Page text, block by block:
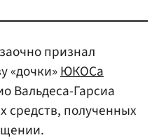
признал
«дочки»ЮКОСа
Вальдеса-Гарсиа
средств, полученных